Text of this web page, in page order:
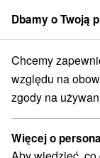
członek grupySorger
Thermalpark
wysokiej
Dbamy o Twoją
Chcemy
względu na
zgody na
Więcej o